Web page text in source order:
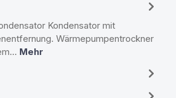
Kondensator mit
Wärmepumpentrockner
Mehr